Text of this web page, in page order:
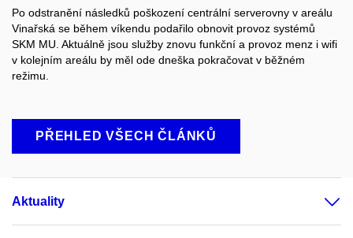
Po odstranění následků poškození centrální serverovny v areálu
Vinařská se během víkendu podařilo obnovit provoz systémů
SKM MU. Aktuálně jsou služby znovu funkční a provoz menz i wifi
v kolejním areálu by měl ode dneška pokračovat v běžném
režimu.
PŘEHLED VŠECH ČLÁNKŮ
Aktuality